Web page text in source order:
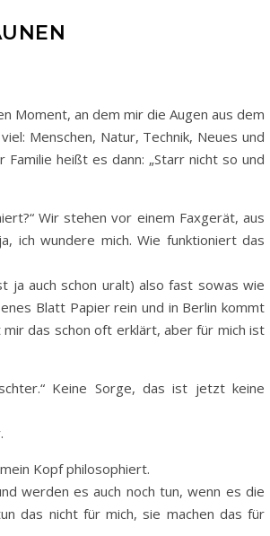
Moment, an dem mir die Augen aus dem
Menschen, Natur, Technik, Neues und
heißt es dann: „Starr nicht so und
Wir stehen vor einem Faxgerät, aus
ich wundere mich. Wie funktioniert das
ja auch schon uralt) also fast sowas wie
Blatt Papier rein und in Berlin kommt
das schon oft erklärt, aber für mich ist
Keine Sorge, das ist jetzt keine
Kopf philosophiert.
werden es auch noch tun, wenn es die
das nicht für mich, sie machen das für